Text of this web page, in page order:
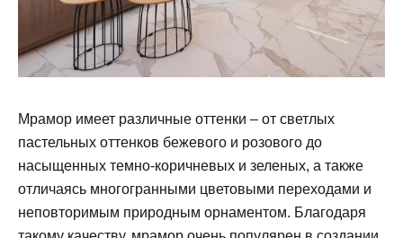
Мрамор имеет различные оттенки – от светлых
пастельных оттенков бежевого и розового до
насыщенных темно-коричневых и зеленых, а также
отличаясь многогранными цветовыми переходами и
неповторимым природным орнаментом. Благодаря